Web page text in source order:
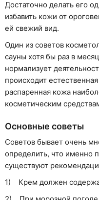
Достаточно делать его
избавить кожи от
ей свежий вид.
Один из советов
сауны хотя бы раз в
нормализует
происходит
распаренная кожа
косметическим
Основные советы
Советов бывает очень
определить, что именно
существуют
1) Крем должен